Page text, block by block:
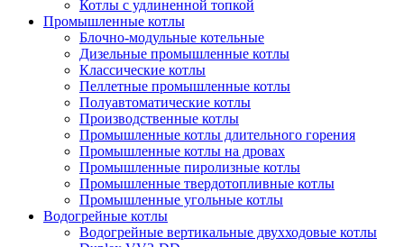
Котлы с удлиненной топкой
Промышленные котлы
Блочно-модульные котельные
Дизельные промышленные котлы
Классические котлы
Пеллетные промышленные котлы
Полуавтоматические котлы
Производственные котлы
Промышленные котлы длительного горения
Промышленные котлы на дровах
Промышленные пиролизные котлы
Промышленные твердотопливные котлы
Промышленные угольные котлы
Водогрейные котлы
Водогрейные вертикальные двухходовые котлы